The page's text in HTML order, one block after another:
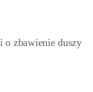
o zbawienie duszy